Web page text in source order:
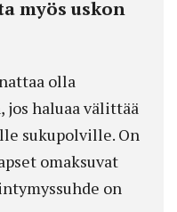
myös uskon
olla
haluaa välittää
sukupolville. On
omaksuvat
on